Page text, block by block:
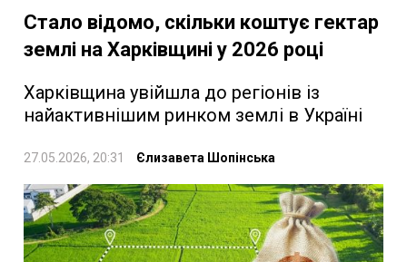
Стало відомо, скільки коштує гектар
землі на Харківщині у 2026 році
Харківщина увійшла до регіонів із
найактивнішим ринком землі в Україні
27.05.2026, 20:31 Єлизавета Шопінська